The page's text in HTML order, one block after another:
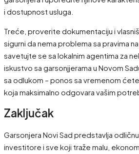
i dostupnost usluga.
Treće, proverite dokumentaciju i
sigurni da nema problema sa pravima
savetujte se sa lokalnim agentima za
iskustvo sa garsonjjerama u Novom
sa odlukom – ponos sa vremenom
koja maksimalno odgovara vašim
Zaključak
Garsonjera Novi Sad predstavlja
investitore i sve koji traže malu,